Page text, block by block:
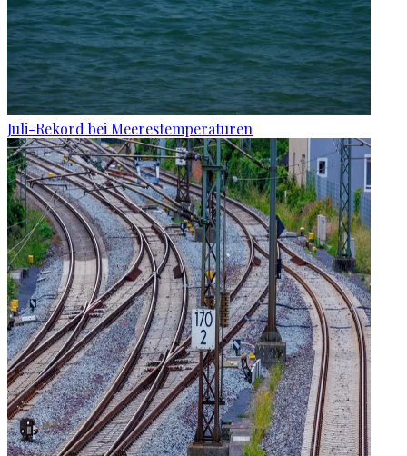
Juli-Rekord bei Meerestemperaturen